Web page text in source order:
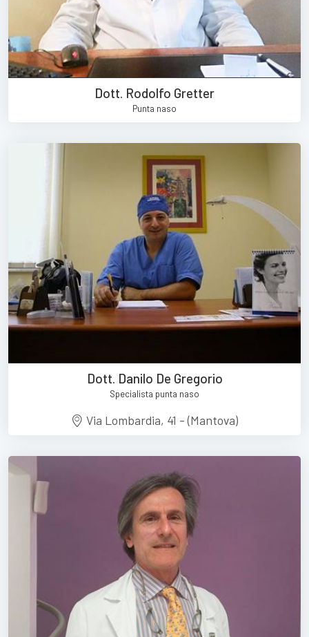
Dott. Rodolfo Gretter
Punta naso
Dott. Danilo De Gregorio
Specialista punta naso
Via Lombardia, 41 - (Mantova)